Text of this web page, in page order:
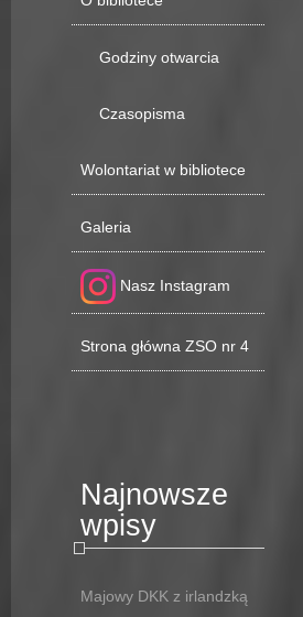
Godziny otwarcia
Czasopisma
Wolontariat w bibliotece
Galeria
Nasz Instagram
Strona główna ZSO nr 4
Najnowsze
wpisy
Majowy DKK z irlandzką